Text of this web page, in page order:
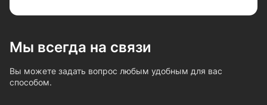
Мы всегда на связи
Вы можете задать вопрос любым удобным для вас
способом.